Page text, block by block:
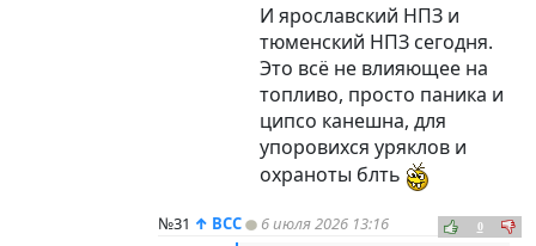
И ярославский НПЗ и
тюменский НПЗ сегодня.
Это всё не влияющее на
топливо, просто паника и
ципсо канешна, для
упоровихся уряклов и
охраноты блть
№31 ↑ ВСС 6 июля 2026 13:16 0